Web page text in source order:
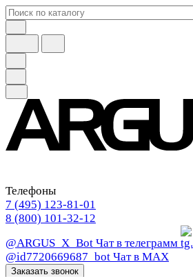
Телефоны
7 (495) 123-81-01
8 (800) 101-32-12
@ARGUS_X_Bot Чат в телеграмм
@id7720669687_bot Чат в МАХ
Заказать звонок